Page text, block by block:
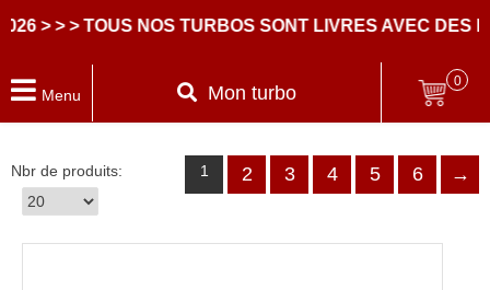
NOS TURBOS SONT LIVRES AVEC DES PARTIES
Menu Mon turbo
0
1 2 3 4 5 6 →
Nbr de produits: